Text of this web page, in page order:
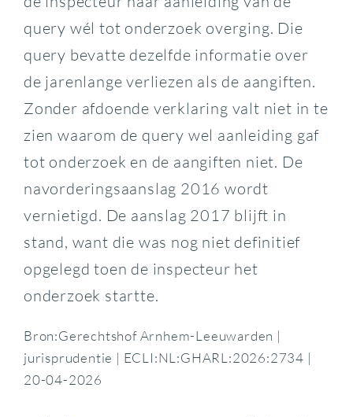
query wél tot onderzoek overging. Die
query bevatte dezelfde informatie over
de jarenlange verliezen als de aangiften.
Zonder afdoende verklaring valt niet in te
zien waarom de query wel aanleiding gaf
tot onderzoek en de aangiften niet. De
navorderingsaanslag 2016 wordt
vernietigd. De aanslag 2017 blijft in
stand, want die was nog niet definitief
opgelegd toen de inspecteur het
onderzoek startte.
Bron:Gerechtshof Arnhem-Leeuwarden |
jurisprudentie | ECLI:NL:GHARL:2026:2734 |
20-04-2026